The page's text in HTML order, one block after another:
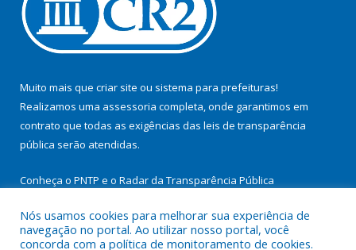
Muito mais que criar site ou sistema para prefeituras!
Realizamos uma assessoria completa, onde garantimos em
contrato que todas as exigências das leis de transparência
pública serão atendidas.
Conheça o PNTP e o Radar da Transparência Pública
Nós usamos cookies para melhorar sua experiência de
navegação no portal. Ao utilizar nosso portal, você
concorda com a política de monitoramento de cookies.